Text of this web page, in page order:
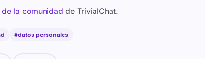
la comunidad de TrivialChat.
#datos personales